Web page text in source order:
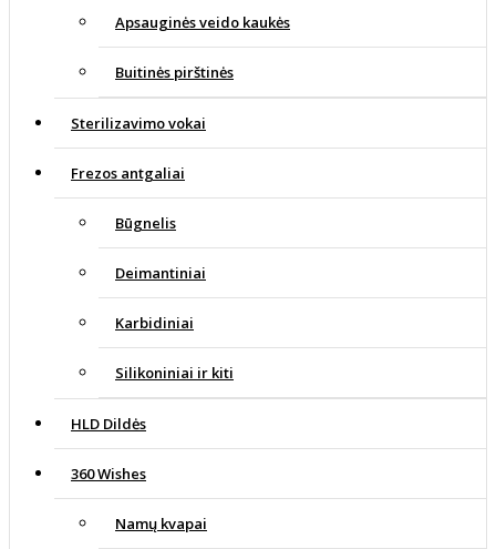
Apsauginės veido kaukės
Buitinės pirštinės
Sterilizavimo vokai
Frezos antgaliai
Būgnelis
Deimantiniai
Karbidiniai
Silikoniniai ir kiti
HLD Dildės
360 Wishes
Namų kvapai